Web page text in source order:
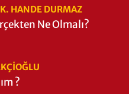
HANDE DURMAZ
Ne Olmalı?
?